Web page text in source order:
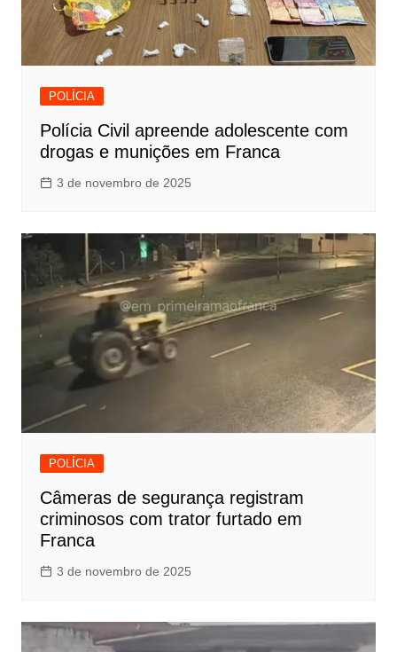
POLÍCIA
Polícia Civil apreende adolescente com
drogas e munições em Franca
3 de novembro de 2025
POLÍCIA
Câmeras de segurança registram
criminosos com trator furtado em
Franca
3 de novembro de 2025